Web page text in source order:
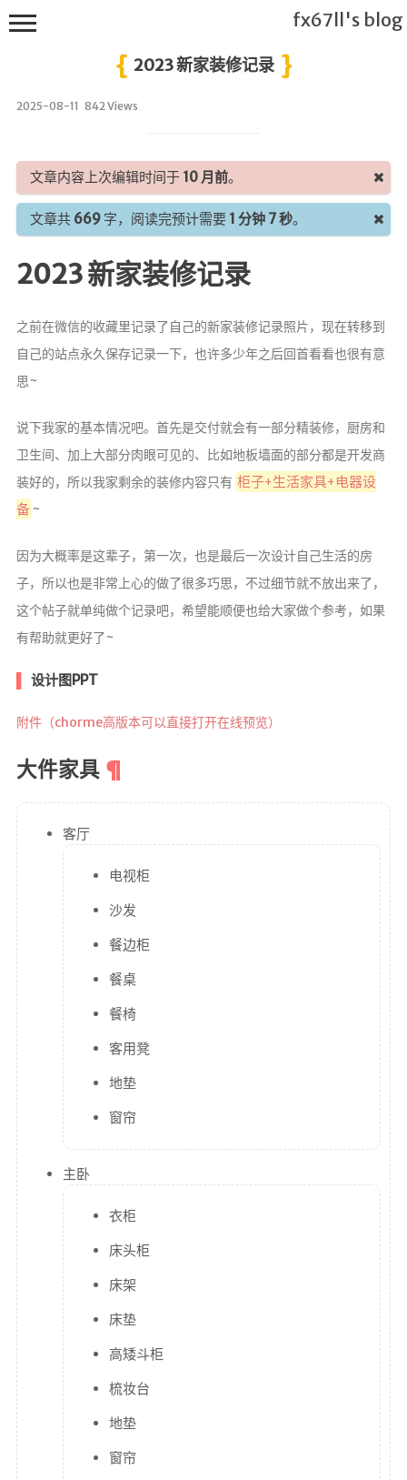
2023 新家装修记录
2025-08-11 842 Views
文章内容上次编辑时间于 10 月前。
文章共 669字，阅读完预计需要 1 分钟 7 秒。
2023 新家装修记录
之前在微信的收藏里记录了自己的新家装修记录照片，现在转移到
自己的站点永久保存记录一下，也许多少年之后回首看看也很有意
思~
说下我家的基本情况吧。首先是交付就会有一部分精装修，厨房和
卫生间、加上大部分肉眼可见的、比如地板墙面的部分都是开发商
装好的，所以我家剩余的装修内容只有 柜子+生活家具+电器设
备~
因为大概率是这辈子，第一次，也是最后一次设计自己生活的房
子，所以也是非常上心的做了很多巧思，不过细节就不放出来了，
这个帖子就单纯做个记录吧，希望能顺便也给大家做个参考，如果
有帮助就更好了~
设计图PPT
附件（chorme高版本可以直接打开在线预览）
大件家具
客厅
电视柜
沙发
餐边柜
餐桌
餐椅
客用凳
地垫
窗帘
主卧
衣柜
床头柜
床架
床垫
高矮斗柜
梳妆台
地垫
窗帘
fx67ll's blog
l's
首页
文章
心情
个人作品
监控
系统状态
服务监控
日常通勤
关于
我
MAP
RSS
奖励一杯